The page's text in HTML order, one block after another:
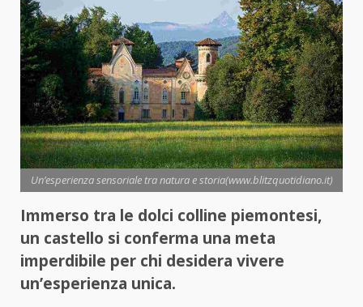
Un’esperienza sensoriale tra natura e storia(www.blitzquotidiano.it)
Immerso tra le dolci colline piemontesi,
un castello si conferma una meta
imperdibile per chi desidera vivere
un’esperienza unica.